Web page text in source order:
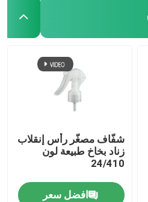
الأكريلية
البلاستيكية
شفّاف مصغّر رأس إنقلاب
زناد بخاخ طبيعة لون
24/410
افضل سعر